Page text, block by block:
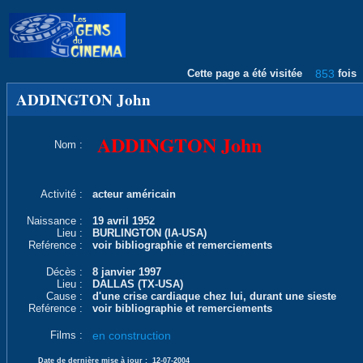
Cette page a été visitée 853 fois
ADDINGTON John
Nom : ADDINGTON John
Activité : acteur américain
Naissance :
19 avril 1952
Lieu :
BURLINGTON (IA-USA)
Reférence :
voir bibliographie et remerciements
Décès :
8 janvier 1997
Lieu :
DALLAS (TX-USA)
Cause :
d'une crise cardiaque chez lui, durant une sieste
Reférence :
voir bibliographie et remerciements
Films : en construction
Date de dernière mise à jour : 12-07-2004